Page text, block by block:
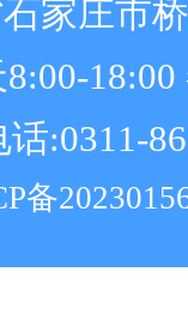
家庄市
18:00
:0311-
备